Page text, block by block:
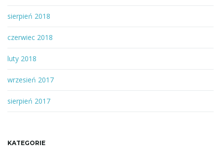
sierpień 2018
czerwiec 2018
luty 2018
wrzesień 2017
sierpień 2017
KATEGORIE